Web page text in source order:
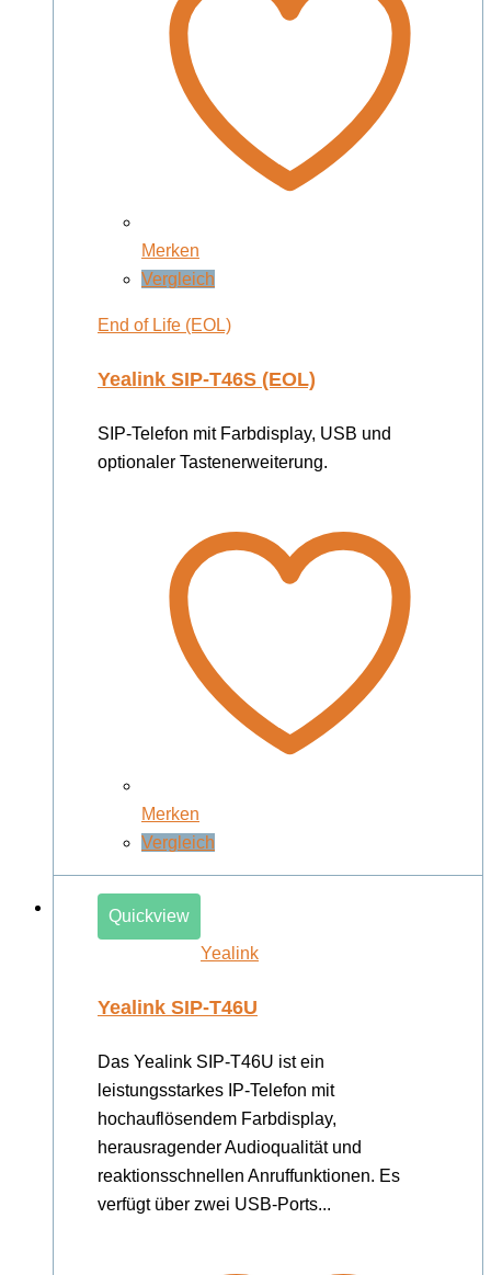
Merken
Vergleich
End of Life (EOL)
Yealink SIP-T46S (EOL)
SIP-Telefon mit Farbdisplay, USB und
optionaler Tastenerweiterung.
Merken
Vergleich
Quickview
Yealink
Yealink SIP-T46U
Das Yealink SIP-T46U ist ein
leistungsstarkes IP-Telefon mit
hochauflösendem Farbdisplay,
herausragender Audioqualität und
reaktionsschnellen Anruffunktionen. Es
verfügt über zwei USB-Ports...